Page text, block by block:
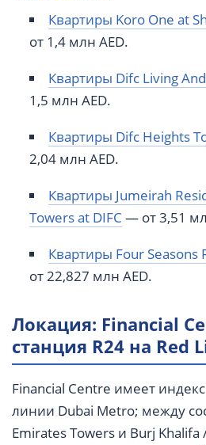
Квартиры Koro One at
от 1,4 млн AED.
Квартиры Difc Living
1,5 млн AED.
Квартиры Difc Heights
2,04 млн AED.
Квартиры Jumeirah
Towers at DIFC — от 3,51
Квартиры Four Seasons
от 22,827 млн AED.
Локация: Financial
станция R24 на Red
Financial Centre имеет
линии Dubai Metro; между
Emirates Towers и Burj Khalifa